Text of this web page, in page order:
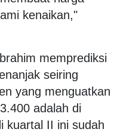
kenaikan,"
memprediksi
seiring
yang menguatkan
adalah di
kuartal II ini sudah